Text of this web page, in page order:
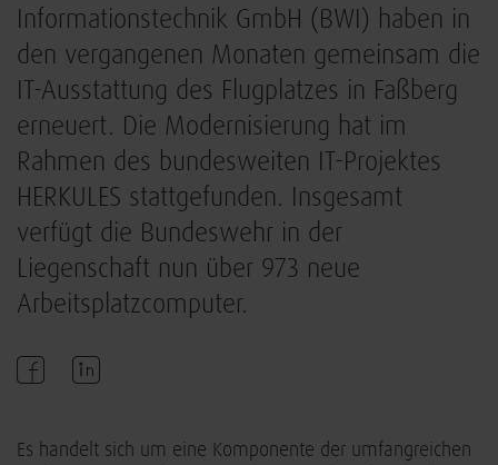
Informationstechnik GmbH (BWI) haben in
den vergangenen Monaten gemeinsam die
IT-Ausstattung des Flugplatzes in Faßberg
erneuert. Die Modernisierung hat im
Rahmen des bundesweiten IT-Projektes
HERKULES stattgefunden. Insgesamt
verfügt die Bundeswehr in der
Liegenschaft nun über 973 neue
Arbeitsplatzcomputer.
Es handelt sich um eine Komponente der umfangreichen